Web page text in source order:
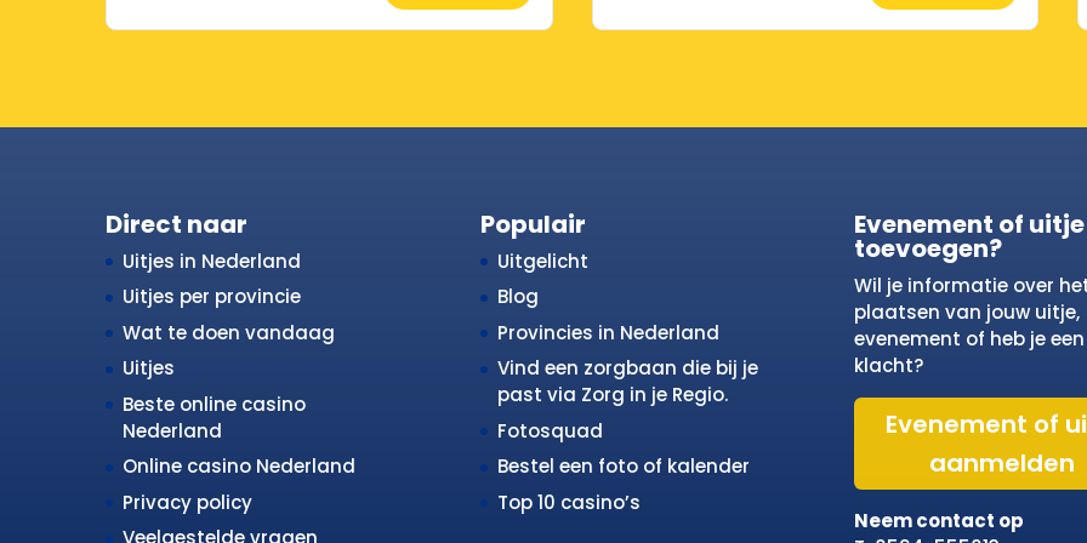
Direct naar
Uitjes in Nederland
Uitjes per provincie
Wat te doen vandaag
Uitjes
Beste online casino
Nederland
Online casino Nederland
Privacy policy
Veelgestelde vragen
Populair
Uitgelicht
Blog
Provincies in Nederland
Vind een zorgbaan die bij je
past via Zorg in je Regio.
Fotosquad
Bestel een foto of kalender
Top 10 casino’s
Evenement of uitje
toevoegen?
Wil je informatie over
plaatsen van jouw uitje,
evenement of heb je een
klacht?
Evenement of
aanmelden
Neem contact op